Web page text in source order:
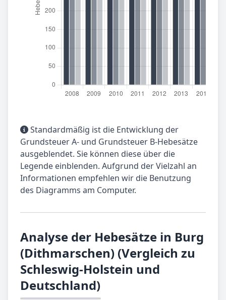
Standardmäßig ist die Entwicklung der
Grundsteuer A- und Grundsteuer B-Hebesätze
ausgeblendet. Sie können diese über die
Legende einblenden. Aufgrund der Vielzahl an
Informationen empfehlen wir die Benutzung
des Diagramms am Computer.
Analyse der Hebesätze in Burg
(Dithmarschen) (Vergleich zu
Schleswig-Holstein und
Deutschland)